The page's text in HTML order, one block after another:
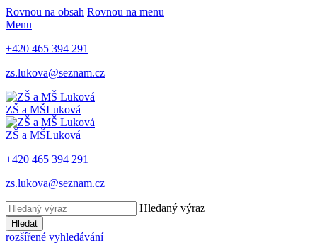
Rovnou na obsah Rovnou na menu
Menu
+420 465 394 291
zs.lukova@seznam.cz
ZŠ a MŠLuková
ZŠ a MŠLuková
+420 465 394 291
zs.lukova@seznam.cz
Hledaný výraz
Hledat
rozšířené vyhledávání